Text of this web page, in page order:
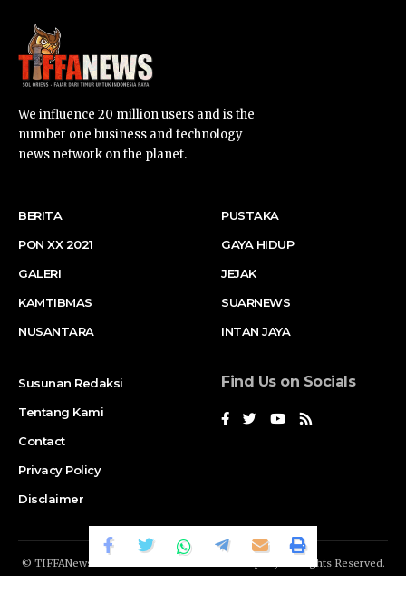
We influence 20 million users and is the
number one business and technology
news network on the planet.
BERITA
PON XX 2021
GALERI
KAMTIBMAS
NUSANTARA
PUSTAKA
GAYA HIDUP
JEJAK
SUARNEWS
INTAN JAYA
Susunan Redaksi
Tentang Kami
Contact
Privacy Policy
Disclaimer
Find Us on Socials
© TIFFANews Network. RAKA
Company. All Rights Reserved.
Suar News